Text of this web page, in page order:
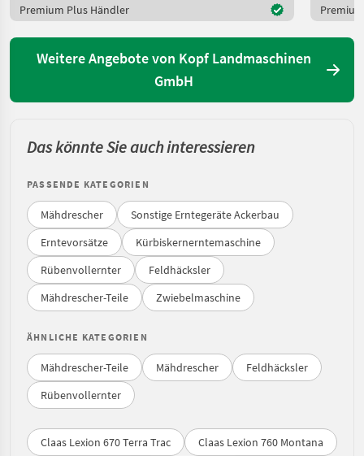
Premium Plus Händler
Weitere Angebote von Kopf Landmaschinen
GmbH
Das könnte Sie auch interessieren
PASSENDE KATEGORIEN
Mähdrescher
Sonstige Erntegeräte Ackerbau
Erntevorsätze
Kürbiskernerntemaschine
Rübenvollernter
Feldhäcksler
Mähdrescher-Teile
Zwiebelmaschine
ÄHNLICHE KATEGORIEN
Mähdrescher-Teile Mähdrescher
Feldhäcksler
Rübenvollernter
Claas Lexion 670 Terra Trac
Claas Lexion 760 Montana